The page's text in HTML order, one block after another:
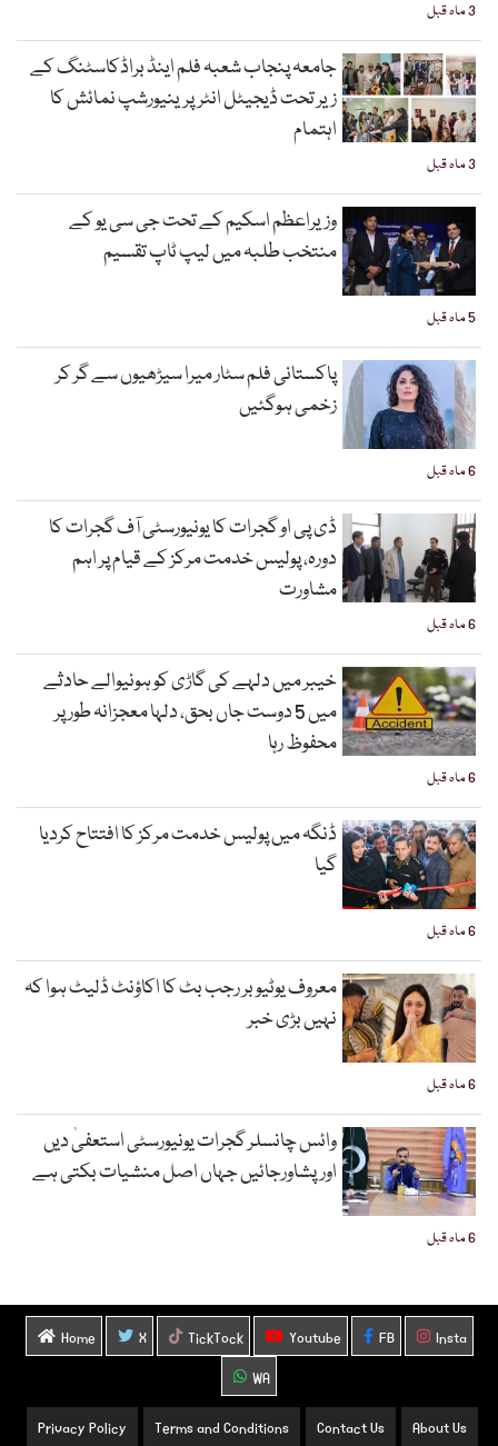
3 ماہ قبل
3 ماہ قبل
جامعہ پنجاب شعبہ فلم اینڈ براڈکاسٹنگ کے
زیر تحت ڈیجیٹل انٹرپرینیورشپ نمائش کا
اہتمام
5 ماہ قبل
وزیراعظم اسکیم کے تحت جی سی یو کے
منتخب طلبہ میں لیپ ٹاپ تقسیم
6 ماہ قبل
پاکستانی فلم سٹار میرا سیڑھیوں سے گر کر
زخمی ہوگئیں
6 ماہ قبل
ڈی پی او گجرات کا یونیورسٹی آف گجرات کا
دورہ، پولیس خدمت مرکز کے قیام پر اہم
مشاورت
6 ماہ قبل
خیبر میں دلہے کی گاڑی کو ہونیوالے حادثے
میں 5 دوست جاں بحق، دلہا معجزانہ طور پر
محفوظ رہا
6 ماہ قبل
ڈنگہ میں پولیس خدمت مرکز کا افتتاح کردیا
گیا
6 ماہ قبل
معروف یوٹیوبر رجب بٹ کا اکاؤنٹ ڈلیٹ ہوا کہ
نہیں بڑی خبر
6 ماہ قبل
وائس چانسلر گجرات یونیورسٹی استعفیٰ دیں
اورپشاورجائیں جہاں اصل منشیات بکتی ہے
Home X TickTock Youtube FB
Insta
WA
About Us
Contact Us
Terms and Conditions
Privacy Policy